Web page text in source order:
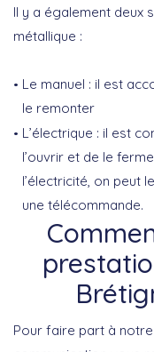
Il y a également deux
métallique :
Le manuel : il est
le remonter
L’électrique : il est
l’ouvrir et de le
l’électricité, on peut
une télécommande.
Pour faire part à